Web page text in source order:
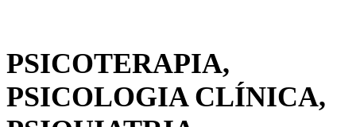
PSICOTERAPIA,
PSICOLOGIA CLÍNICA,